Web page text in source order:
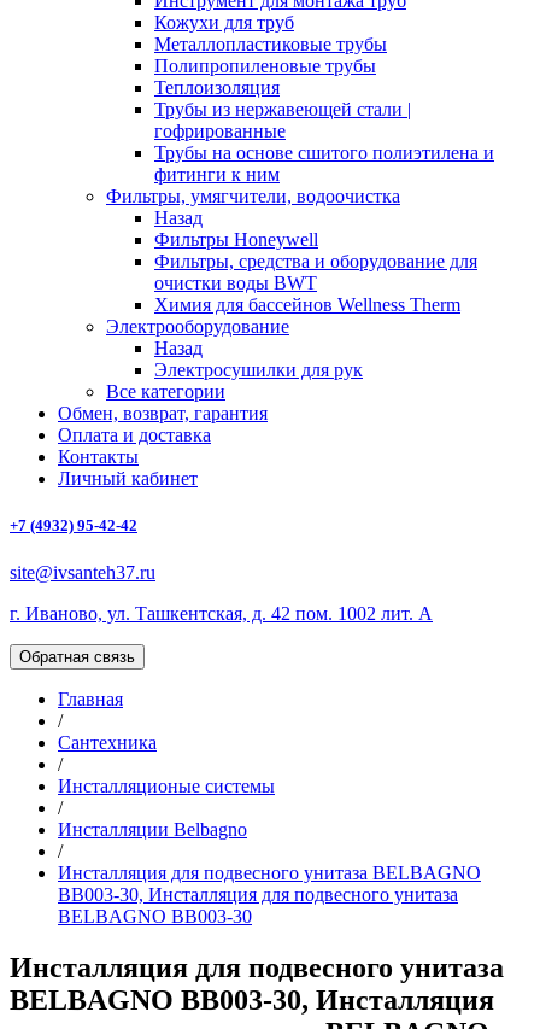
Кожухи для труб
Металлопластиковые трубы
Полипропиленовые трубы
Теплоизоляция
Трубы из нержавеющей стали |
гофрированные
Трубы на основе сшитого полиэтилена и
фитинги к ним
Фильтры, умягчители, водоочистка
Назад
Фильтры Honeywell
Фильтры, средства и оборудование для
очистки воды BWT
Химия для бассейнов Wellness Therm
Электрооборудование
Назад
Электросушилки для рук
Все категории
Обмен, возврат, гарантия
Оплата и доставка
Контакты
Личный кабинет
+7 (4932) 95-42-42
site@ivsanteh37.ru
г. Иваново, ул. Ташкентская, д. 42 пом. 1002 лит. А
Обратная связь
Главная
/
Сантехника
/
Инсталляционые системы
/
Инсталляции Belbagno
/
Инсталляция для подвесного унитаза BELBAGNO
BB003-30, Инсталляция для подвесного унитаза
BELBAGNO BB003-30
Инсталляция для подвесного унитаза
BELBAGNO BB003-30, Инсталляция